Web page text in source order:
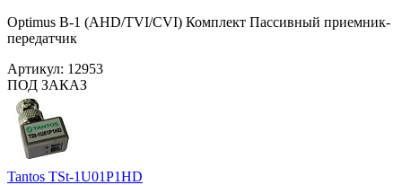
Optimus B-1 (AHD/TVI/CVI) Комплект Пассивный приемник-
передатчик
Артикул: 12953
ПОД ЗАКАЗ
Tantos TSt-1U01P1HD